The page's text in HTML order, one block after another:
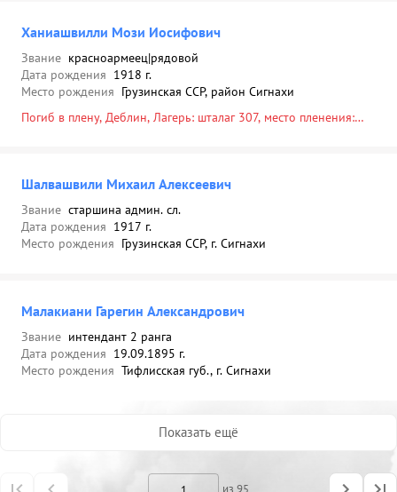
Ханиашвилли Мози Иосифович
Звание красноармеец|рядовой
Дата рождения 1918 г.
Место рождения Грузинская ССР, район Сигнахи
Погиб в плену, Деблин, Лагерь: шталаг 307, место пленения:
Шалвашвили Михаил Алексеевич
Звание старшина админ. сл.
Дата рождения 1917 г.
Место рождения Грузинская ССР, г. Сигнахи
Малакиани Гарегин Александрович
Звание интендант 2 ранга
Дата рождения 19.09.1895 г.
Место рождения Тифлисская губ., г. Сигнахи
Показать ещё